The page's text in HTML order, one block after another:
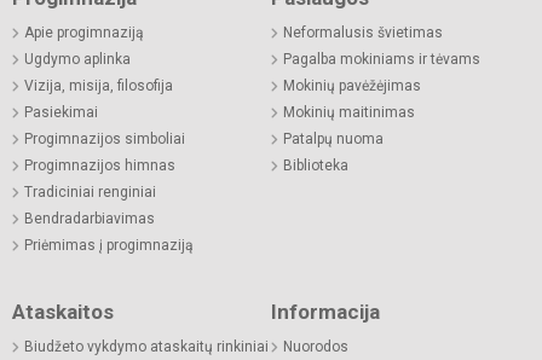
Apie progimnaziją
Ugdymo aplinka
Vizija, misija, filosofija
Pasiekimai
Progimnazijos simboliai
Progimnazijos himnas
Tradiciniai renginiai
Bendradarbiavimas
Priėmimas į progimnaziją
Neformalusis švietimas
Pagalba mokiniams ir tėvams
Mokinių pavėžėjimas
Mokinių maitinimas
Patalpų nuoma
Biblioteka
Ataskaitos
Biudžeto vykdymo ataskaitų rinkiniai
Informacija
Nuorodos